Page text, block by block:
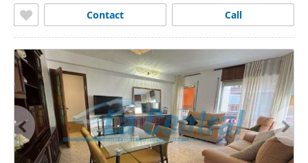
Call
Contact